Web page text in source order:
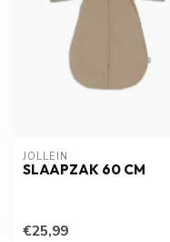
JOLLEIN
SLAAPZAK 60 CM
€25,99